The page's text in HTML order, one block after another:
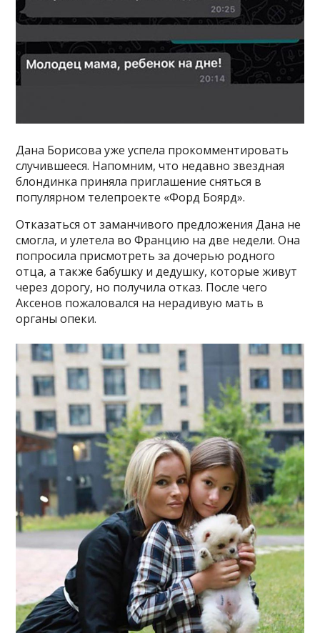
Дана Борисова уже успела прокомментировать
случившееся. Напомним, что недавно звездная
блондинка приняла приглашение сняться в
популярном телепроекте «Форд Боярд».
Отказаться от заманчивого предложения Дана не
смогла, и улетела во Францию на две недели. Она
попросила присмотреть за дочерью родного
отца, а также бабушку и дедушку, которые живут
через дорогу, но получила отказ. После чего
Аксенов пожаловался на нерадивую мать в
органы опеки.